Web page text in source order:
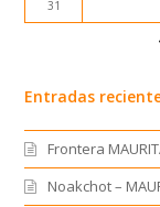
31
Entradas
Frontera
Noakchot –